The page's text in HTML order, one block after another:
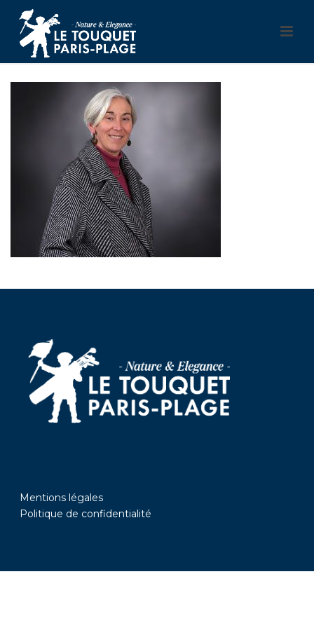
Mentions légales
Politique de confidentialité